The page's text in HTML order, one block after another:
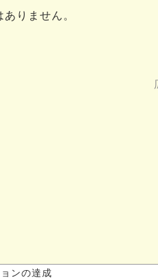
りません。
ンの達成